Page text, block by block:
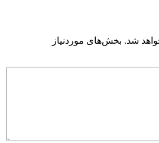
شد. بخش‌های موردنیاز